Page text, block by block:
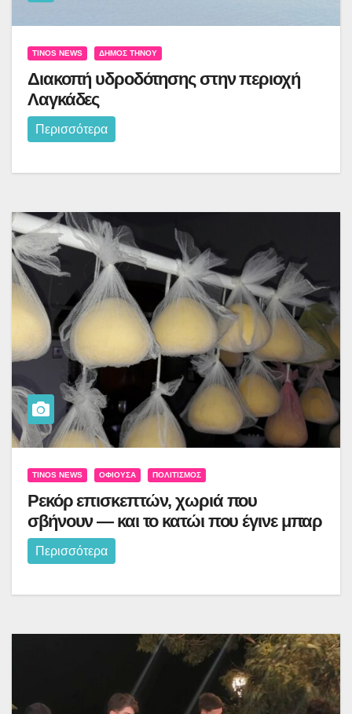
TINOS NEWS ΔΉΜΟΣ ΤΉΝΟΥ
Διακοπή υδροδότησης στην περιοχή
Λαγκάδες
Περισσότερα
TINOS NEWS ΟΦΙΟΎΣΑ ΠΟΛΙΤΙΣΜΌΣ
Ρεκόρ επισκεπτών, χωριά που
σβήνουν — και το κατώι που έγινε μπαρ
Περισσότερα